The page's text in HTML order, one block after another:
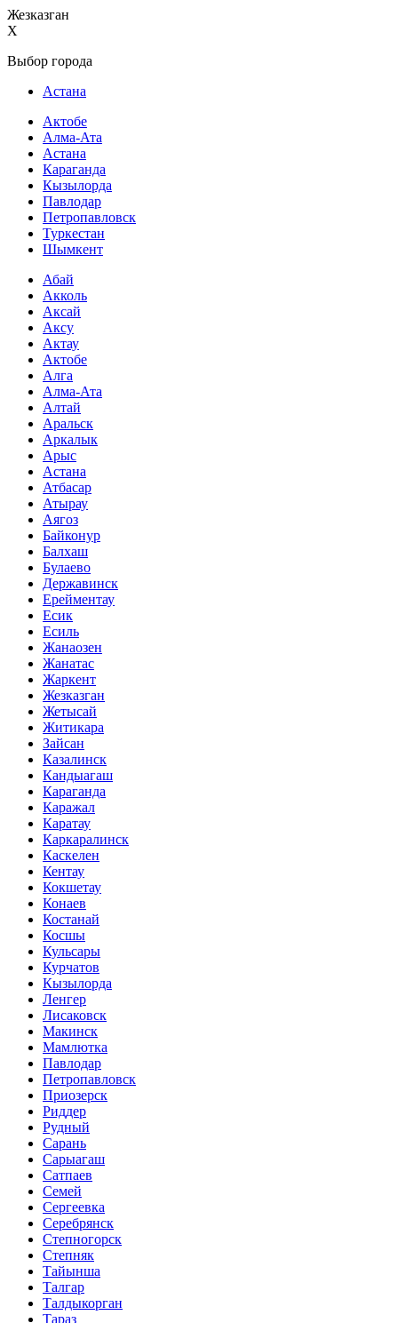
Жезказган
X
Выбор города
Астана
Актобе
Алма-Ата
Астана
Караганда
Кызылорда
Павлодар
Петропавловск
Туркестан
Шымкент
Абай
Акколь
Аксай
Аксу
Актау
Актобе
Алга
Алма-Ата
Алтай
Аральск
Аркалык
Арыс
Астана
Атбасар
Атырау
Аягоз
Байконур
Балхаш
Булаево
Державинск
Ерейментау
Есик
Есиль
Жанаозен
Жанатас
Жаркент
Жезказган
Жетысай
Житикара
Зайсан
Казалинск
Кандыагаш
Караганда
Каражал
Каратау
Каркаралинск
Каскелен
Кентау
Кокшетау
Конаев
Костанай
Косшы
Кульсары
Курчатов
Кызылорда
Ленгер
Лисаковск
Макинск
Мамлютка
Павлодар
Петропавловск
Приозерск
Риддер
Рудный
Сарань
Сарыагаш
Сатпаев
Семей
Сергеевка
Серебрянск
Степногорск
Степняк
Тайынша
Талгар
Талдыкорган
Тараз